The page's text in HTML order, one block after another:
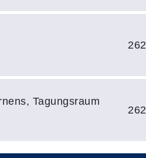
Tagungsraum